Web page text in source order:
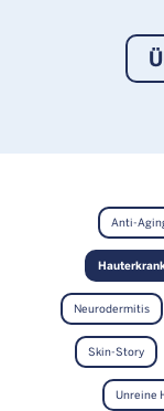
Anti-
Neurodermitis
Skin-Story
Unreine